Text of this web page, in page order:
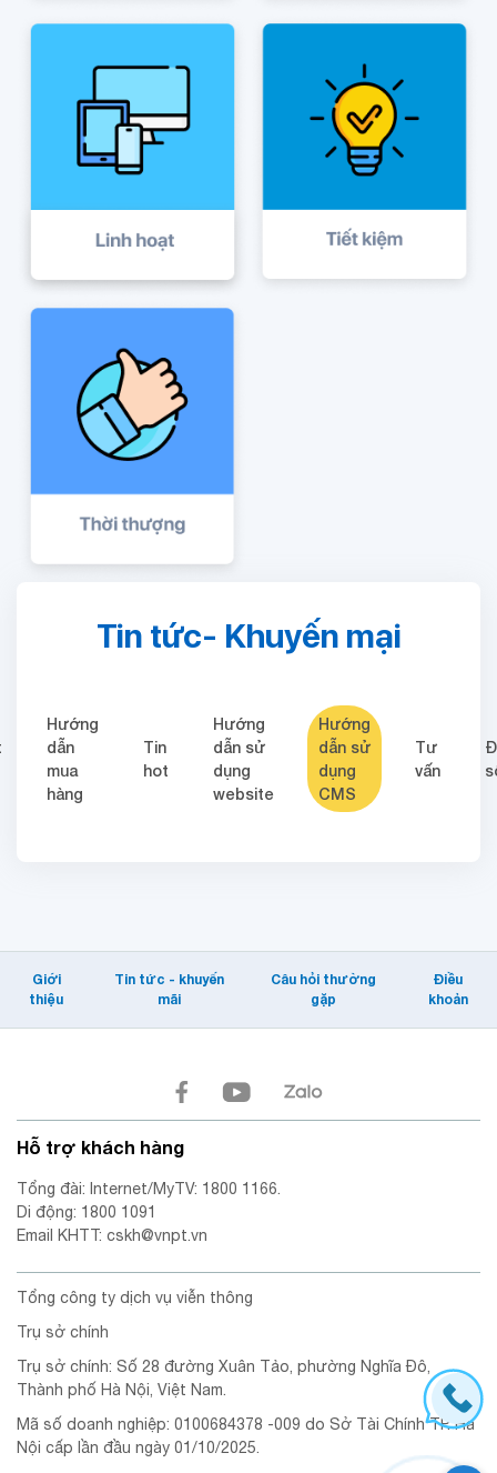
Tin tức- Khuyến mại
Hướng
dẫn
mua
hàng
Tin
hot
Hướng
dẫn sử
dụng
website
Hướng
dẫn sử
dụng
CMS
Tư
vấn
Giới
thiệu
Tin tức - khuyến
mãi
Câu hỏi thường
gặp
Điều
khoản
Hỗ trợ khách hàng
Tổng đài: Internet/MyTV: 1800 1166.
Di động: 1800 1091
Email KHTT: cskh@vnpt.vn
Tổng công ty dịch vụ viễn thông
Trụ sở chính
Trụ sở chính: Số 28 đường Xuân Tảo, phường Nghĩa Đô,
Thành phố Hà Nội, Việt Nam.
Mã số doanh nghiệp: 0100684378 -009 do Sở Tài Chính TP. Hà
Nội cấp lần đầu ngày 01/10/2025.